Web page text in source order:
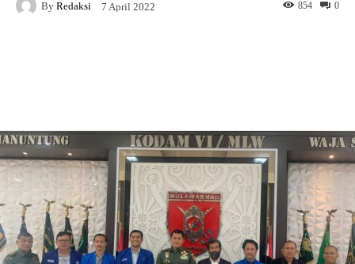
By Redaksi 7 April 2022 0
854